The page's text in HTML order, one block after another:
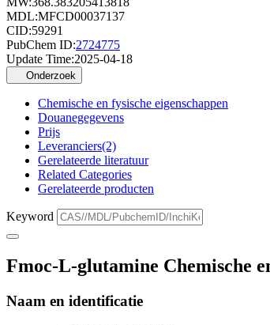
MDL:MFCD00037137
CID:59291
PubChem ID:2724775
Update Time:2025-04-18
Onderzoek
Chemische en fysische eigenschappen
Douanegegevens
Prijs
Leveranciers(2)
Gerelateerde literatuur
Related Categories
Gerelateerde producten
Keyword
Fmoc-L-glutamine Chemische
Naam en identificatie